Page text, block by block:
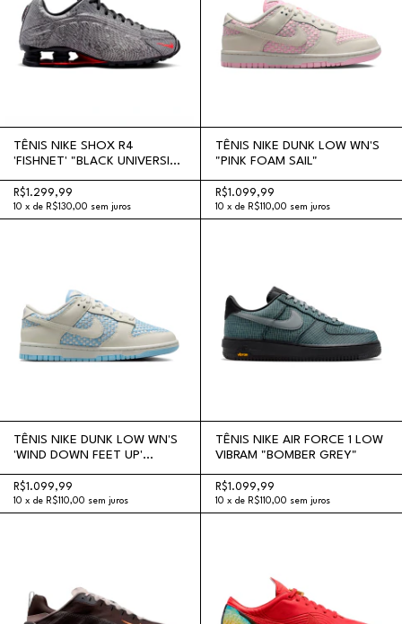
TÊNIS NIKE SHOX R4
'FISHNET' "BLACK UNIVERSITY
R$1.299,99
10 x de R$130,00 sem juros
TÊNIS NIKE DUNK LOW WN'S
"PINK FOAM SAIL"
R$1.099,99
10 x de R$110,00 sem juros
TÊNIS NIKE DUNK LOW WN'S
'WIND DOWN FEET UP'
R$1.099,99
10 x de R$110,00 sem juros
TÊNIS NIKE AIR FORCE 1 LOW
VIBRAM "BOMBER GREY"
R$1.099,99
10 x de R$110,00 sem juros